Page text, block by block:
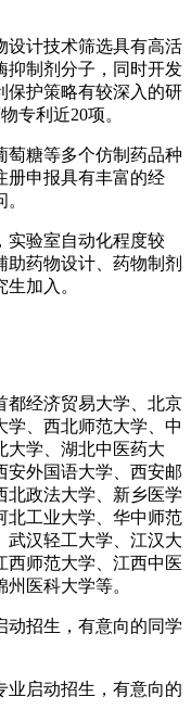
设计技术筛选具有高活
抑制剂分子，同时开发
保护策略有较深入的研
专利近20项。
萄糖等多个仿制药品种
册申报具有丰富的经
实验室自动化程度较
药物设计、药物制剂
加入。
都经济贸易大学、北京
学、西北师范大学、中
大学、湖北中医药大
安外国语大学、西安邮
北政法大学、新乡医学
北工业大学、华中师范
武汉轻工大学、江汉大
西师范大学、江西中医
医科大学等。
动招生，有意向的同学
业启动招生，有意向的